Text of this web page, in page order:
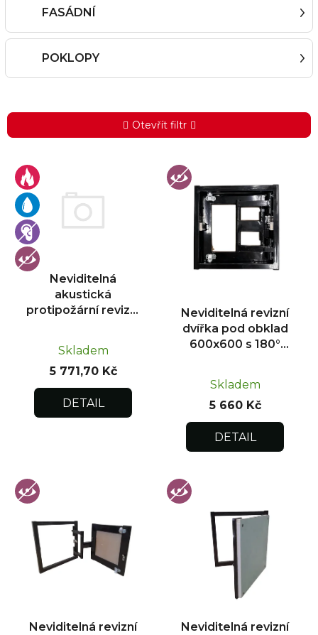
FASÁDNÍ
POKLOPY
Otevřít filtr
ý
p
s
p
Neviditelná
akustická
protipožární revizní
Skladem
5 771,70 Kč
DETAIL
Neviditelná revizní
dvířka pod obklad
600x600 s 180°
Skladem
5 660 Kč
DETAIL
Neviditelná revizní
Neviditelná revizní